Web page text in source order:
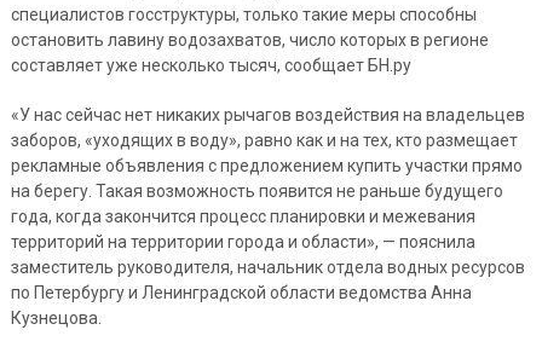
специалистов госструктуры, только такие меры способны
остановить лавину водозахватов, число которых в регионе
составляет уже несколько тысяч, сообщает БН.ру
«У нас сейчас нет никаких рычагов воздействия на владельцев
заборов, «уходящих в воду», равно как и на тех, кто размещает
рекламные объявления с предложением купить участки прямо
на берегу. Такая возможность появится не раньше будущего
года, когда закончится процесс планировки и межевания
территорий на территории города и области», — пояснила
заместитель руководителя, начальник отдела водных ресурсов
по Петербургу и Ленинградской области ведомства Анна
Кузнецова.